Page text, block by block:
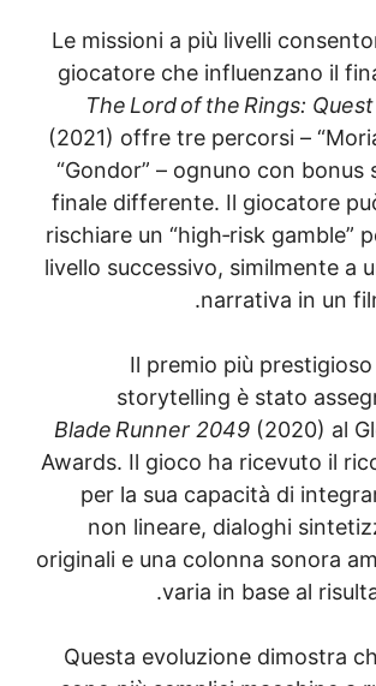
Le missioni a più livelli
giocatore che
The Lord of the
(2021) offre tre percorsi
“Gondor” – ognuno
finale differente. Il
rischiare un “high‑risk
livello successivo,
narrativa
Il premio più
storytelling è
Blade Runner 2049
Awards. Il gioco ha
per la sua capacità
non lineare,
originali e una colonna
varia in base
Questa evoluzione